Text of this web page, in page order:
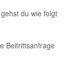
du wie folgt
Beitrittsanfrage